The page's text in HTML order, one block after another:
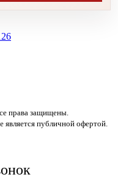
права защищены.
является публичной офертой.